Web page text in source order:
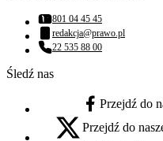
Numer telefonu:
801 04 45 45
Adres email:
redakcja@prawo.pl
Numer telefonu:
22 535 88 00
Śledź nas
facebook - otwiera
Przejdź do
x - otwiera się w nowej
Przejdź do